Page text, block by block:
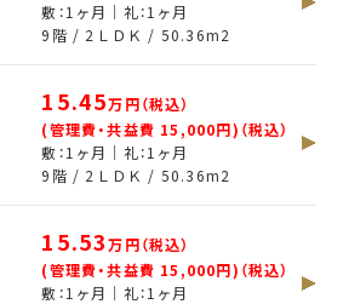
敷：1ヶ月｜礼：1ヶ月
9階 / 2ＬＤＫ / 50.36m2
15.45万円（税込）
(管理費・共益費 15,000円)（税込）
敷：1ヶ月｜礼：1ヶ月
9階 / 2ＬＤＫ / 50.36m2
15.53万円（税込）
(管理費・共益費 15,000円)（税込）
敷：1ヶ月｜礼：1ヶ月